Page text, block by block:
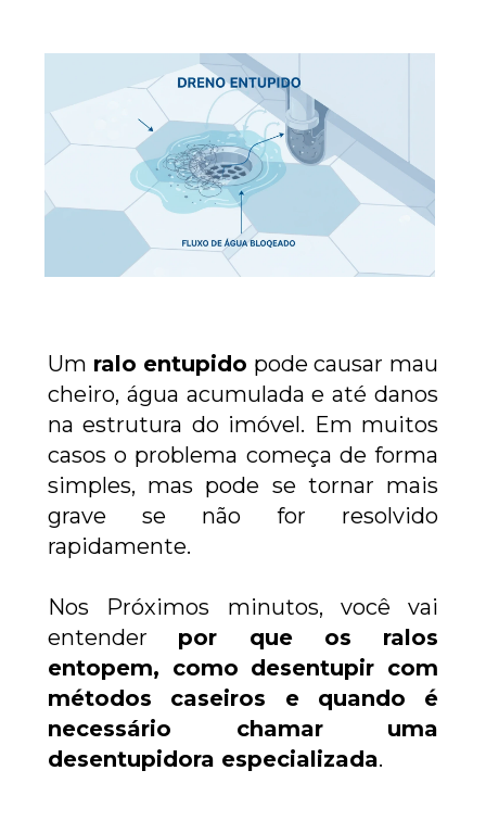
Um ralo entupido pode causar mau
cheiro, água acumulada e até danos
na estrutura do imóvel. Em muitos
casos o problema começa de forma
simples, mas pode se tornar mais
grave se não for resolvido
rapidamente.
Nos Próximos minutos, você vai
entender por que os ralos
entopem, como desentupir com
métodos caseiros e quando é
necessário chamar uma
desentupidora especializada.